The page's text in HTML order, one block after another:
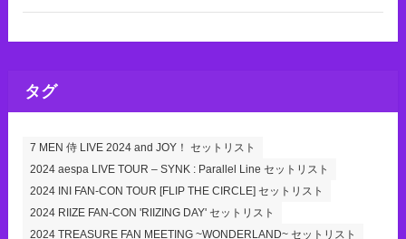
タグ
7 MEN 侍 LIVE 2024 and JOY！ セットリスト
2024 aespa LIVE TOUR – SYNK : Parallel Line セットリスト
2024 INI FAN-CON TOUR [FLIP THE CIRCLE] セットリスト
2024 RIIZE FAN-CON 'RIIZING DAY' セットリスト
2024 TREASURE FAN MEETING ~WONDERLAND~ セットリスト